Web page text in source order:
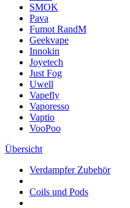
SMOK
Pava
Fumot RandM
Geekvape
Innokin
Joyetech
Just Fog
Uwell
Vapefly
Vaporesso
Vaptio
VooPoo
Übersicht
Verdampfer Zubehör
Coils und Pods